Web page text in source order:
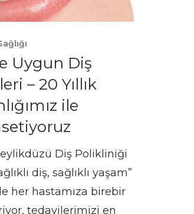
Uygun Diş
– 20 Yıllık
ile
Diş Polikliniği
diş, sağlıklı yaşam”
her hastamıza birebir
tedavilerimizi en